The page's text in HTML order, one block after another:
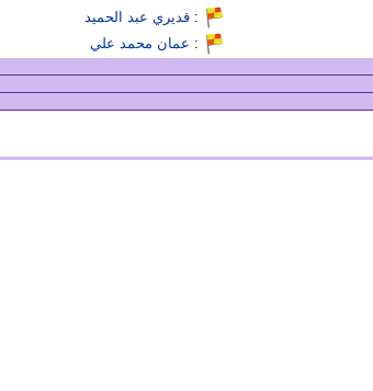
: قديري عبد الحميد
: عمان محمد علي